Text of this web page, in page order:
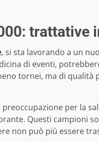
trattative
, si sta lavorando a un
di eventi,
tornei, ma di
per la
Questi campioni
non può più essere